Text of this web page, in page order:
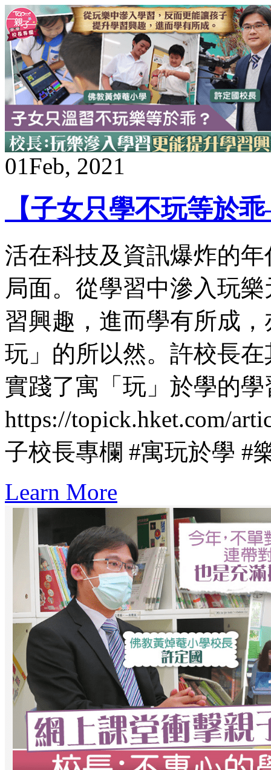
01Feb, 2021
【子女只學不玩等於
活在科技及資訊爆炸的
局面。從學習中滲入玩
習興趣，進而學有所成
玩」的所以然。許校長
實踐了寓「玩」於學的
https://topick.hket.com/
子校長專欄 #寓玩於學 #
Learn More